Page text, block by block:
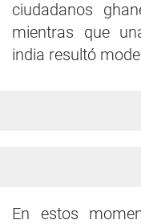
ciudadanos
mientras que
india resultó
En estos